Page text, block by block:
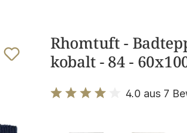
Rhomtuft -
kobalt - 84 -
4.0 aus 7